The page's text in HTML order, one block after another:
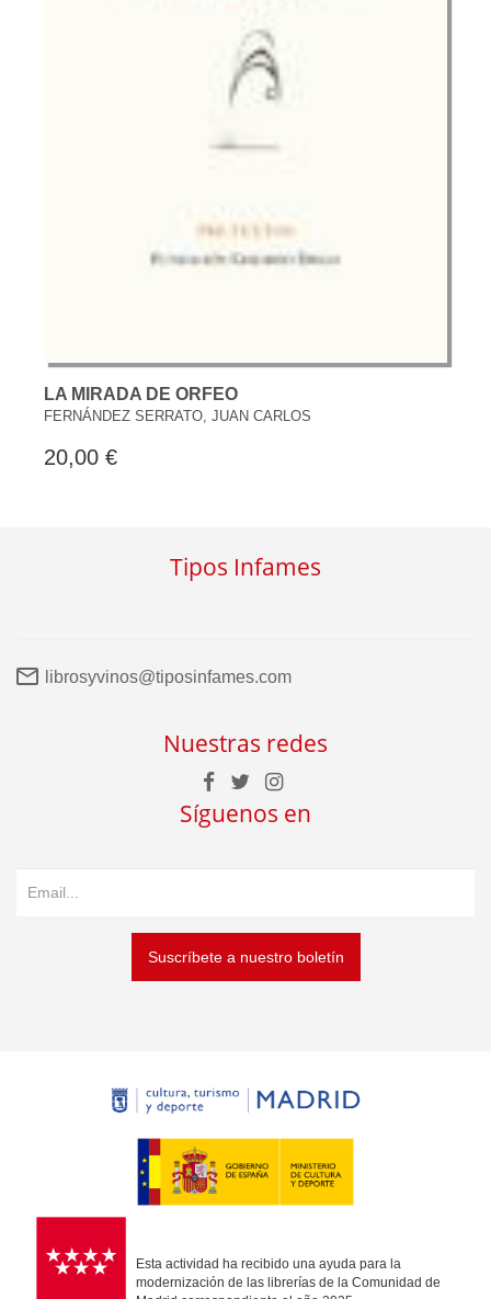
LA MIRADA DE ORFEO
FERNÁNDEZ SERRATO, JUAN CARLOS
20,00 €
Tipos Infames
librosyvinos@tiposinfames.com
Nuestras redes
Síguenos en
Suscríbete a nuestro boletín
Esta actividad ha recibido una ayuda para la
modernización de las librerías de la Comunidad de